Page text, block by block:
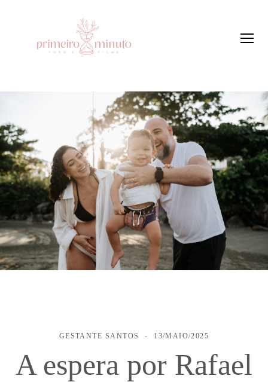
GESTANTE SANTOS 13/MAIO/2025
A espera por Rafael